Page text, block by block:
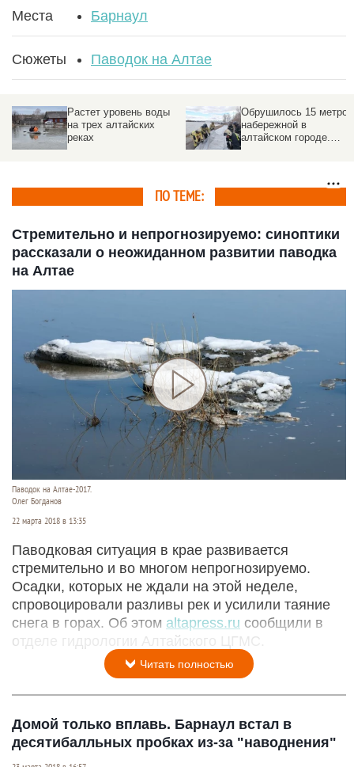
Места Барнаул
Сюжеты Паводок на Алтае
Растет уровень воды
на трех алтайских
реках
Обрушилось 15 метров
набережной в
алтайском городе.
ПО ТЕМЕ:
Стремительно и непрогнозируемо: синоптики
рассказали о неожиданном развитии паводка
на Алтае
Паводок на Алтае-2017.
Олег Богданов
22 марта 2018 в 13:35
Паводковая ситуация в крае развивается
стремительно и во многом непрогнозируемо.
Осадки, которых не ждали на этой неделе,
спровоцировали разливы рек и усилили таяние
снега в горах. Об этом altapress.ru сообщили в
отделе гидрологии Алтайского ЦГМС.
Читать полностью
Домой только вплавь. Барнаул встал в
десятибалльных пробках из-за "наводнения"